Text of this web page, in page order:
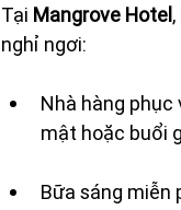
Tại Mangrove Hotel
nghỉ ngơi:
Nhà hàng
mật hoặc buổi
Bữa sáng miễn